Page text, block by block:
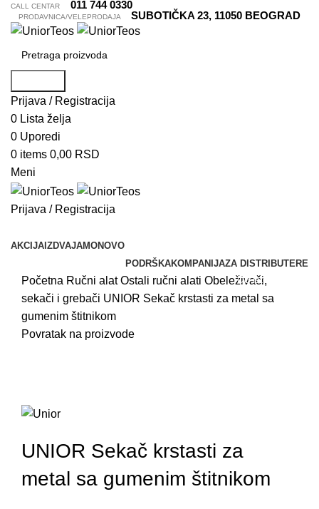
CALL CENTAR 011 744 0330
PRODAVNICA/VELEPRODAJA SUBOTIČKA 23, 11050 BEOGRAD
Prijava / Registracija
0 Lista želja
0 Uporedi
0 items 0,00 RSD
Meni
Prijava / Registracija
AKCIJAIZDVAJAMONOVO
PODRŠKAKOMPANIJAZA DISTRIBUTERE
Početna Ručni alatOstali ručni alati Obeleživači,
sekači i grebači UNIOR Sekač krstasti za metal sa
gumenim štitnikom
Povratak na proizvode
UNIOR Sekač krstasti za
metal sa gumenim štitnikom
Do isteka zaliha